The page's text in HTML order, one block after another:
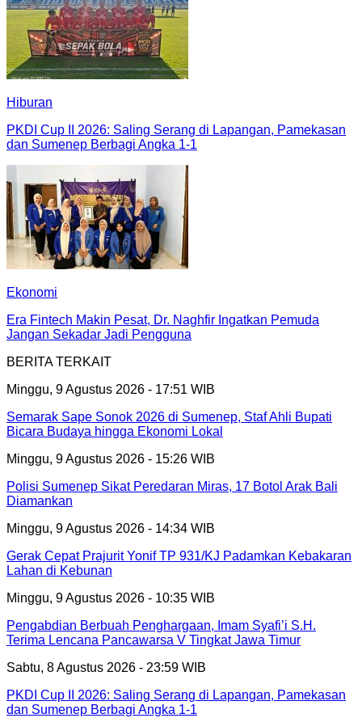
Hiburan
PKDI Cup II 2026: Saling Serang di Lapangan, Pamekasan
dan Sumenep Berbagi Angka 1-1
Ekonomi
Era Fintech Makin Pesat, Dr. Naghfir Ingatkan Pemuda
Jangan Sekadar Jadi Pengguna
BERITA TERKAIT
Minggu, 9 Agustus 2026 - 17:51 WIB
Semarak Sape Sonok 2026 di Sumenep, Staf Ahli Bupati
Bicara Budaya hingga Ekonomi Lokal
Minggu, 9 Agustus 2026 - 15:26 WIB
Polisi Sumenep Sikat Peredaran Miras, 17 Botol Arak Bali
Diamankan
Minggu, 9 Agustus 2026 - 14:34 WIB
Gerak Cepat Prajurit Yonif TP 931/KJ Padamkan Kebakaran
Lahan di Kebunan
Minggu, 9 Agustus 2026 - 10:35 WIB
Pengabdian Berbuah Penghargaan, Imam Syafi’i S.H.
Terima Lencana Pancawarsa V Tingkat Jawa Timur
Sabtu, 8 Agustus 2026 - 23:59 WIB
PKDI Cup II 2026: Saling Serang di Lapangan, Pamekasan
dan Sumenep Berbagi Angka 1-1